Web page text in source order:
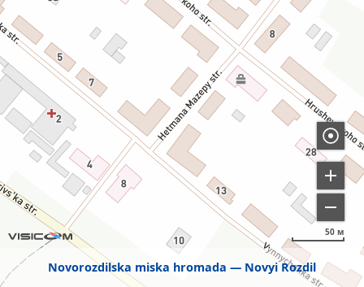
Novorozdilska miska hromada Novyi Rozdil
50 м